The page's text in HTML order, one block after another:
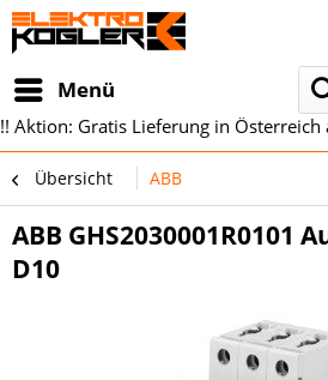
Menü
!! Aktion: Gratis Lieferung in
Übersicht ABB
ABB GHS2030001R0101
D10